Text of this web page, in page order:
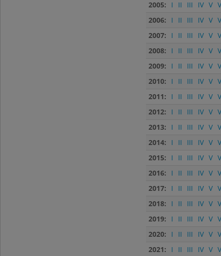
2005:
I II III IV V
2006:
I II III IV V
2007:
I II III IV V
2008:
I II III IV V
2009:
I II III IV V
2010:
I II III IV V
2011:
I II III IV V
2012:
I II III IV V
2013:
I II III IV V
2014:
I II III IV V
2015:
I II III IV V
2016:
I II III IV V
2017:
I II III IV V
2018:
I II III IV V
2019:
I II III IV V
2020:
I II III IV V
2021:
I II III IV V